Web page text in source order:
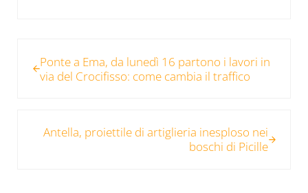
Ponte a Ema, da lunedì 16 partono i lavori in
via del Crocifisso: come cambia il traffico
Antella, proiettile di artiglieria inesploso nei
boschi di Picille